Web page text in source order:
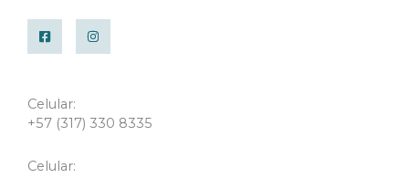
Celular:
+57 (317) 330 8335
Celular: